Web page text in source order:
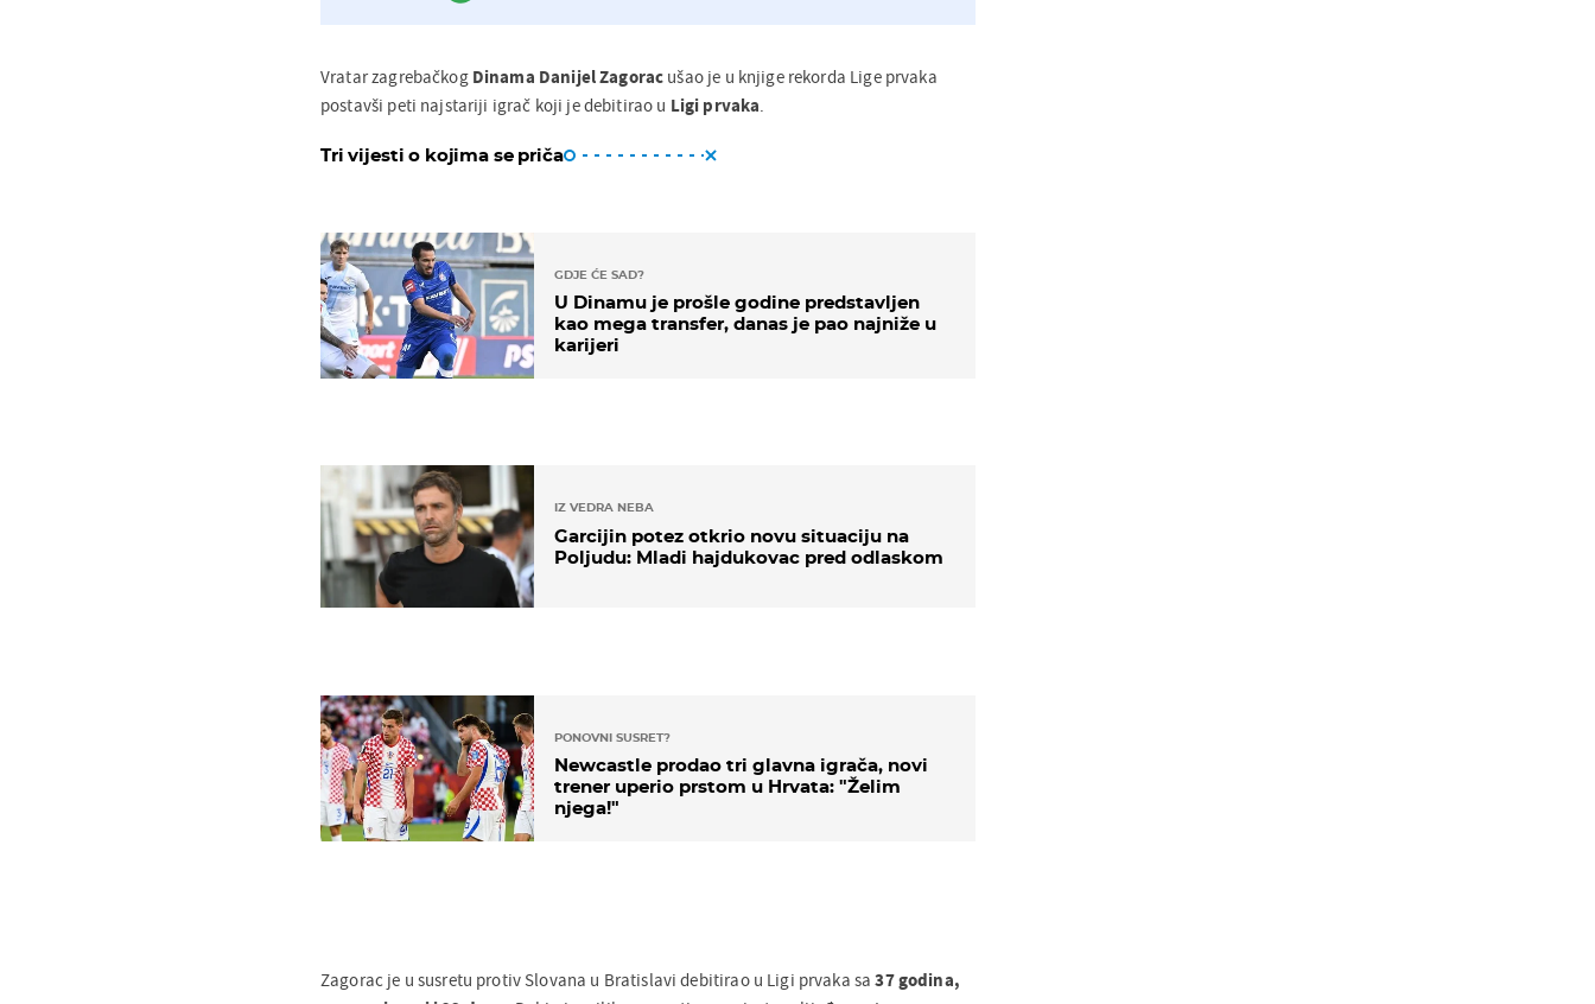
Vratar zagrebačkog Dinama Danijel Zagorac ušao je u knjige rekorda Lige prvaka
postavši peti najstariji igrač koji je debitirao u Ligi prvaka.
Tri vijesti o kojima se priča
GDJE ĆE SAD?
U Dinamu je prošle godine predstavljen
kao mega transfer, danas je pao najniže u
karijeri
IZ VEDRA NEBA
Garcijin potez otkrio novu situaciju na
Poljudu: Mladi hajdukovac pred odlaskom
PONOVNI SUSRET?
Newcastle prodao tri glavna igrača, novi
trener uperio prstom u Hrvata: "Želim
njega!"
Zagorac je u susretu protiv Slovana u Bratislavi debitirao u Ligi prvaka sa37 godina,